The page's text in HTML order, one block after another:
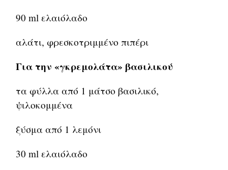
90 ml ελαιόλαδο
αλάτι, φρεσκοτριμμένο πιπέρι
Για την «γκρεμολάτα» βασιλικού
τα φύλλα από 1 μάτσο βασιλικό,
ψιλοκομμένα
ξύσμα από 1 λεμόνι
30 ml ελαιόλαδο